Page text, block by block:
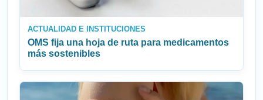
ACTUALIDAD E INSTITUCIONES
OMS fija una hoja de ruta para medicamentos
más sostenibles